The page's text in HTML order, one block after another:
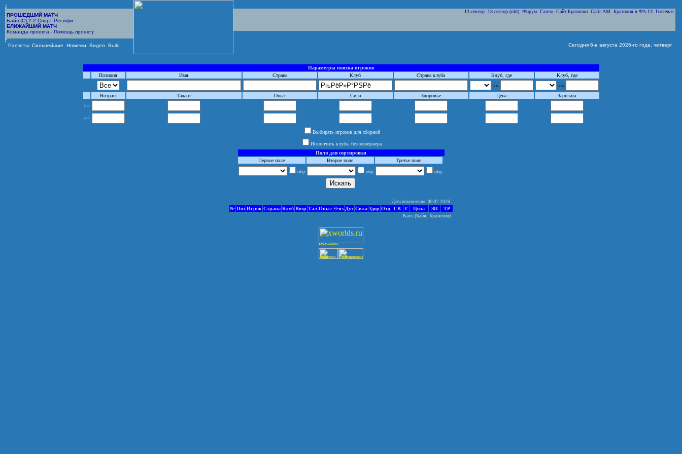
ПРОШЕДШИЙ МАТЧ
Байя (С) 2:2 Спорт Ресифи
БЛИЖАЙШИЙ МАТЧ
Команда проекта - Помощь проекту
Расчеты Сильнейшие Новички Видео Build
13 сектор 13 сектор (old) Форум Газета Сайт Бразилии Сайт АМ Бразилия в ФА-13 Гостевая
Сегодня 6-е августа 2026-го года, четверг
Параметры поиска игроков
Позиция
Имя Страна Клуб Страна клуба Клуб, где
Клуб, где
>=
<=
Возраст
Талант Опыт Сила Здоровье Цена
Зарплата
>=
<=
Выбирать игроков для сборной
Исключить клубы без менеджера
Поля для сортировки
Первое поле
Второе поле
Третье поле
обр
обр обр
Дата обновления: 09.07.2026
№ Поз Игрок Страна Клуб Возр Тал Опыт Физ Дух Сила Здор Отд СВ Г Цена ЗП
ТР
Kavs (Байя, Бразилия)